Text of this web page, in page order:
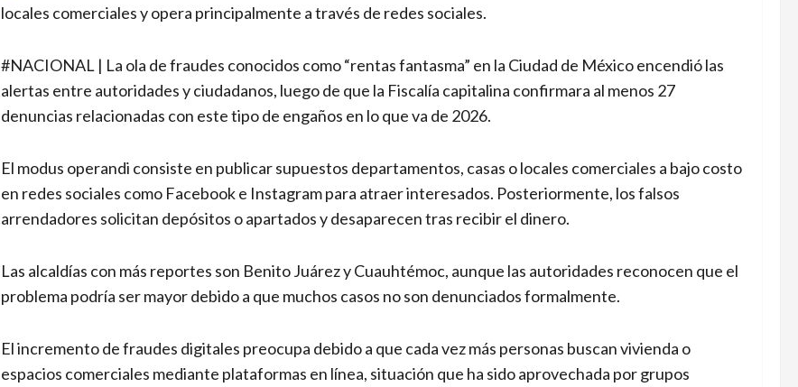
locales comerciales y opera principalmente a través de redes sociales.
#NACIONAL | La ola de fraudes conocidos como “rentas fantasma” en la Ciudad de México encendió las
alertas entre autoridades y ciudadanos, luego de que la Fiscalía capitalina confirmara al menos 27
denuncias relacionadas con este tipo de engaños en lo que va de 2026.
El modus operandi consiste en publicar supuestos departamentos, casas o locales comerciales a bajo costo
en redes sociales como Facebook e Instagram para atraer interesados. Posteriormente, los falsos
arrendadores solicitan depósitos o apartados y desaparecen tras recibir el dinero.
Las alcaldías con más reportes son Benito Juárez y Cuauhtémoc, aunque las autoridades reconocen que el
problema podría ser mayor debido a que muchos casos no son denunciados formalmente.
El incremento de fraudes digitales preocupa debido a que cada vez más personas buscan vivienda o
espacios comerciales mediante plataformas en línea, situación que ha sido aprovechada por grupos